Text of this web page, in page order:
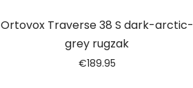
Ortovox Traverse 38 S dark-arctic-
grey rugzak
€189.95